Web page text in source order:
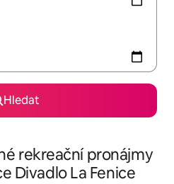
Hledat
rekreační pronájmy
Divadlo La Fenice